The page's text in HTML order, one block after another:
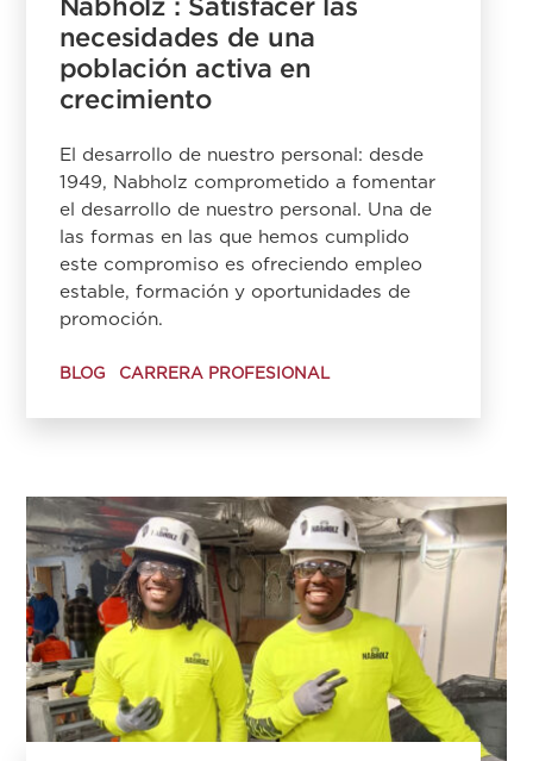
necesidades de una
población activa en
crecimiento
El desarrollo de nuestro personal: desde
1949, Nabholz comprometido a fomentar
el desarrollo de nuestro personal. Una de
las formas en las que hemos cumplido
este compromiso es ofreciendo empleo
estable, formación y oportunidades de
promoción.
BLOG CARRERA PROFESIONAL